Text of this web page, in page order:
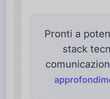
Pronti a
stack